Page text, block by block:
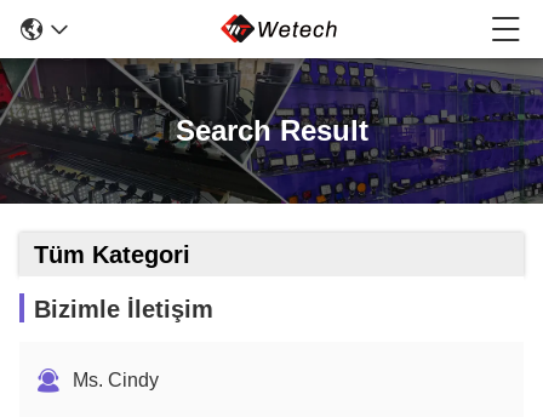
Search Result
Tüm Kategori
Bizimle İletişim
Ms. Cindy